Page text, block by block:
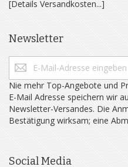
[Details Versandkosten...]
Newsletter
Nie mehr Top-Angebote und
E-Mail Adresse speichern wir
Newsletter-Versandes. Die
Bestätigung wirksam; eine
Social Media